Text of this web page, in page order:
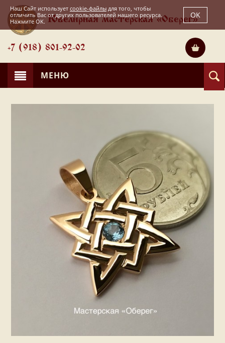
Ювелирная мастерская «Оберег»
+7 (918) 801-92-02
МЕНЮ
Наш Сайт использует cookie-файлы для того, чтобы
отличить Вас от других пользователей нашего ресурса.
Нажмите OK.
OK